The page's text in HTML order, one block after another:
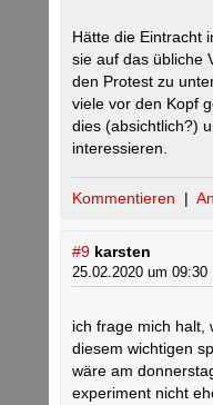
Hätte die Eintracht
sie auf das übliche
den Protest zu
viele vor den Kopf
dies (absichtlich?)
interessieren.
Kommentieren |
#9 karsten
25.02.2020 um 09:30
ich frage mich halt,
diesem wichtigen
wäre am
experiment nicht